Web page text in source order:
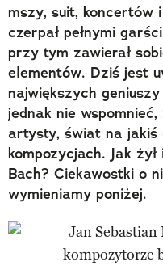
mszy, suit, koncertów
czerpał pełnymi
przy tym zawierał
elementów. Dziś jest
największych
jednak nie
artysty, świat na jakiś
kompozycjach. Jak
Bach? Ciekawostki o
wymieniamy poniżej.